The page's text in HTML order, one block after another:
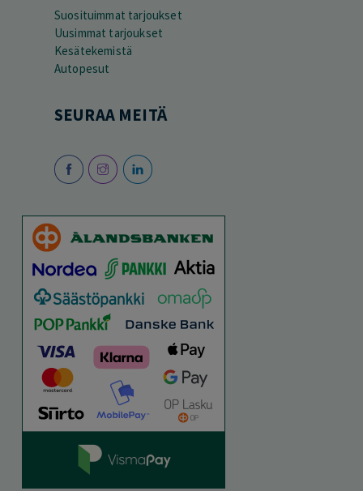
Suosituimmat tarjoukset
Uusimmat tarjoukset
Kesätekemistä
Autopesut
SEURAA MEITÄ